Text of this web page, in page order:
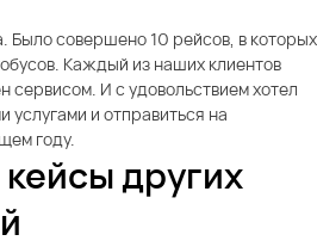
Было совершено 10 рейсов, в которых
Каждый из наших клиентов
сервисом. И с удовольствием хотел
услугами и отправиться на
году.
других